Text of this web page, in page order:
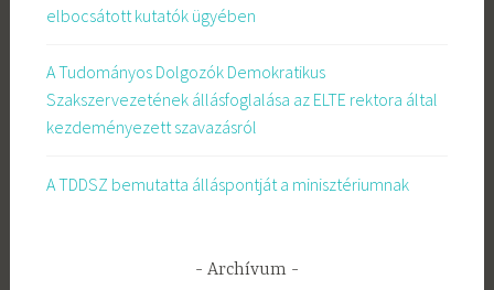
elbocsátott kutatók ügyében
A Tudományos Dolgozók Demokratikus
Szakszervezetének állásfoglalása az ELTE rektora által
kezdeményezett szavazásról
A TDDSZ bemutatta álláspontját a minisztériumnak
Archívum